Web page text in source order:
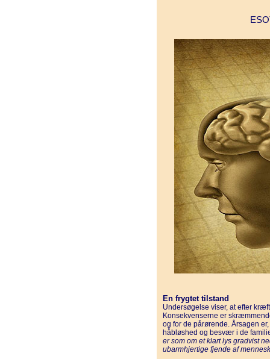
En frygtet tilstand
Undersøgelse viser, at efter
Konsekvenserne er
og for de pårørende. Årsagen
håbløshed og besvær i de
er som om et klart lys gradvist
ubarmhjertige fjende af